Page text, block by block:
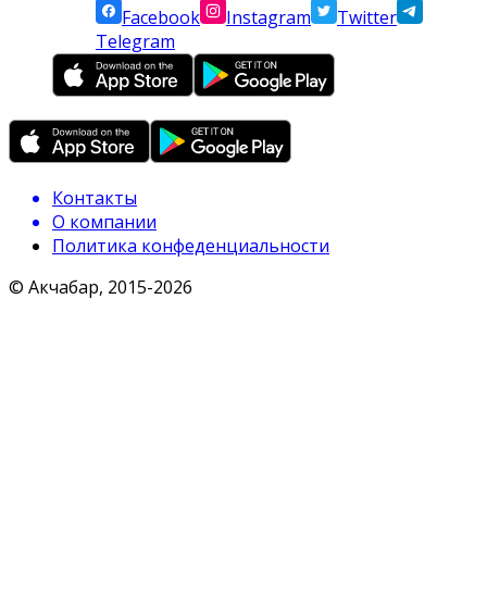
Facebook
Instagram
Twitter
Telegram
Контакты
О компании
Политика конфеденциальности
© Акчабар, 2015-2026